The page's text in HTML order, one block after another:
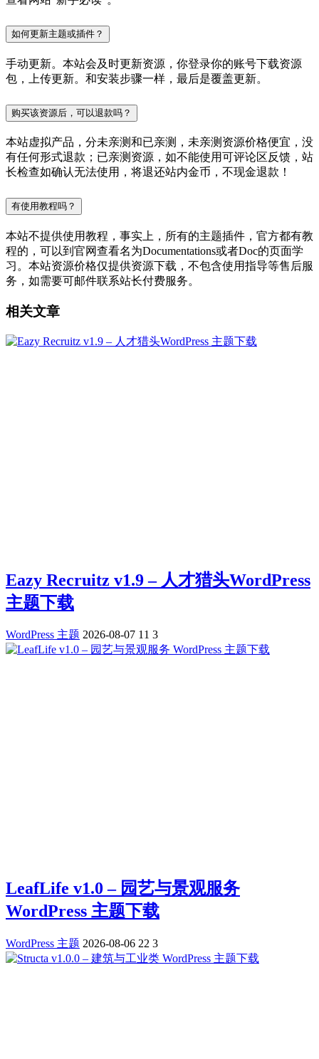
如何更新主题或插件？
手动更新。本站会及时更新资源，你登录你的账号下载资源
包，上传更新。和安装步骤一样，最后是覆盖更新。
购买该资源后，可以退款吗？
本站虚拟产品，分未亲测和已亲测，未亲测资源价格便宜，没
有任何形式退款；已亲测资源，如不能使用可评论区反馈，站
长检查如确认无法使用，将退还站内金币，不现金退款！
有使用教程吗？
本站不提供使用教程，事实上，所有的主题插件，官方都有教
程的，可以到官网查看名为Documentations或者Doc的页面学
习。本站资源价格仅提供资源下载，不包含使用指导等售后服
务，如需要可邮件联系站长付费服务。
相关文章
Eazy Recruitz v1.9 – 人才猎头WordPress
主题下载
WordPress 主题 2026-08-07 11 3
LeafLife v1.0 – 园艺与景观服务
WordPress 主题下载
WordPress 主题 2026-08-06 22 3